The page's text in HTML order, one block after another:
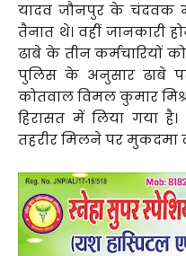
यादव जौनपुर के चंदवक
तैनात थे। वहीं जानकारी
ढाबे के तीन कर्मचारियों
पुलिस के अनुसार ढाबे
कोतवाल विमल कुमार
हिरासत में लिया गया
तहरीर मिलने पर मुकदमा